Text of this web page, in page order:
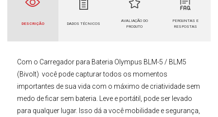
DESCRIÇÃO DADOS TÉCNICOS
AVALIAÇÃO DO
PRODUTO
PERGUNTAS E
RESPOSTAS
Com o Carregador para Bateria Olympus BLM-5 / BLM5
(Bivolt) você pode capturar todos os momentos
importantes de sua vida com o máximo de criatividade sem
medo de ficar sem bateria. Leve e portátil, pode ser levado
para qualquer lugar. Isso dá a você mobilidade e segurança,